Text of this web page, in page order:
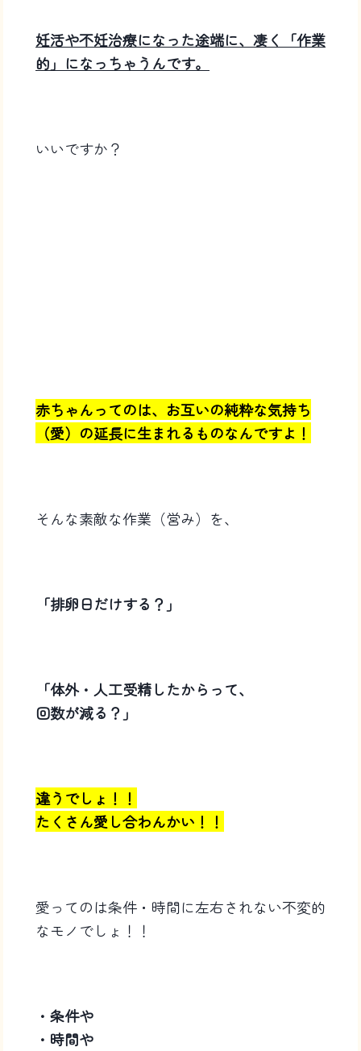
妊活や不妊治療になった途端に、凄く「作業
的」になっちゃうんです。
いいですか？
赤ちゃんってのは、お互いの純粋な気持ち
（愛）の延長に生まれるものなんですよ！
そんな素敵な作業（営み）を、
「排卵日だけする？」
「体外・人工受精したからって、
回数が減る？」
違うでしょ！！
たくさん愛し合わんかい！！
愛ってのは条件・時間に左右されない不変的
なモノでしょ！！
・条件や
・時間や